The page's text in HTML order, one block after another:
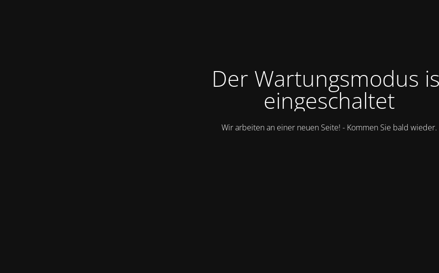
Der Wartungsmodus
eingeschaltet
Wir arbeiten an einer neuen Seite! - Kommen Sie bald wieder.